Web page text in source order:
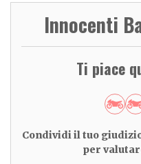
Innocenti
Ti piace
Condividi il tuo
per